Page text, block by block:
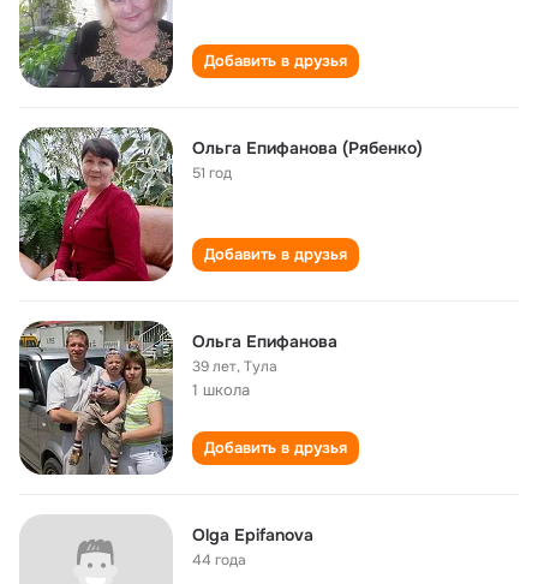
Добавить в друзья
Ольга Епифанова (Рябенко)
51 год
Добавить в друзья
Ольга Епифанова
39 лет,Тула
1 школа
Добавить в друзья
Olga Epifanova
44 года